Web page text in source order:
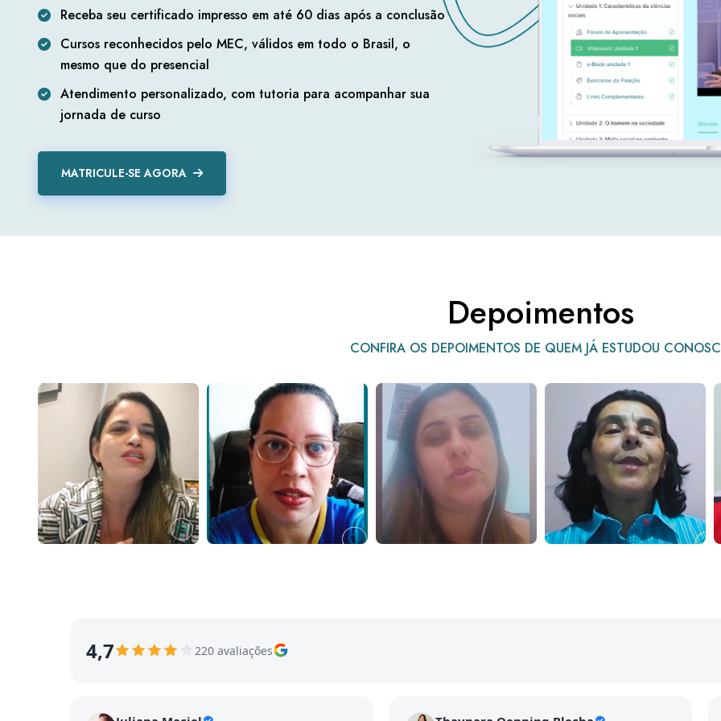
Receba seu certificado impresso em até 60 dias após a conclusão
Cursos reconhecidos pelo MEC, válidos em todo o Brasil, o
mesmo que do presencial
Atendimento personalizado, com tutoria para acompanhar sua
jornada de curso
MATRICULE-SE AGORA
Depoimentos
CONFIRA OS DEPOIMENTOS DE QUEM JÁ ESTUDOU
4,7 220 avaliações